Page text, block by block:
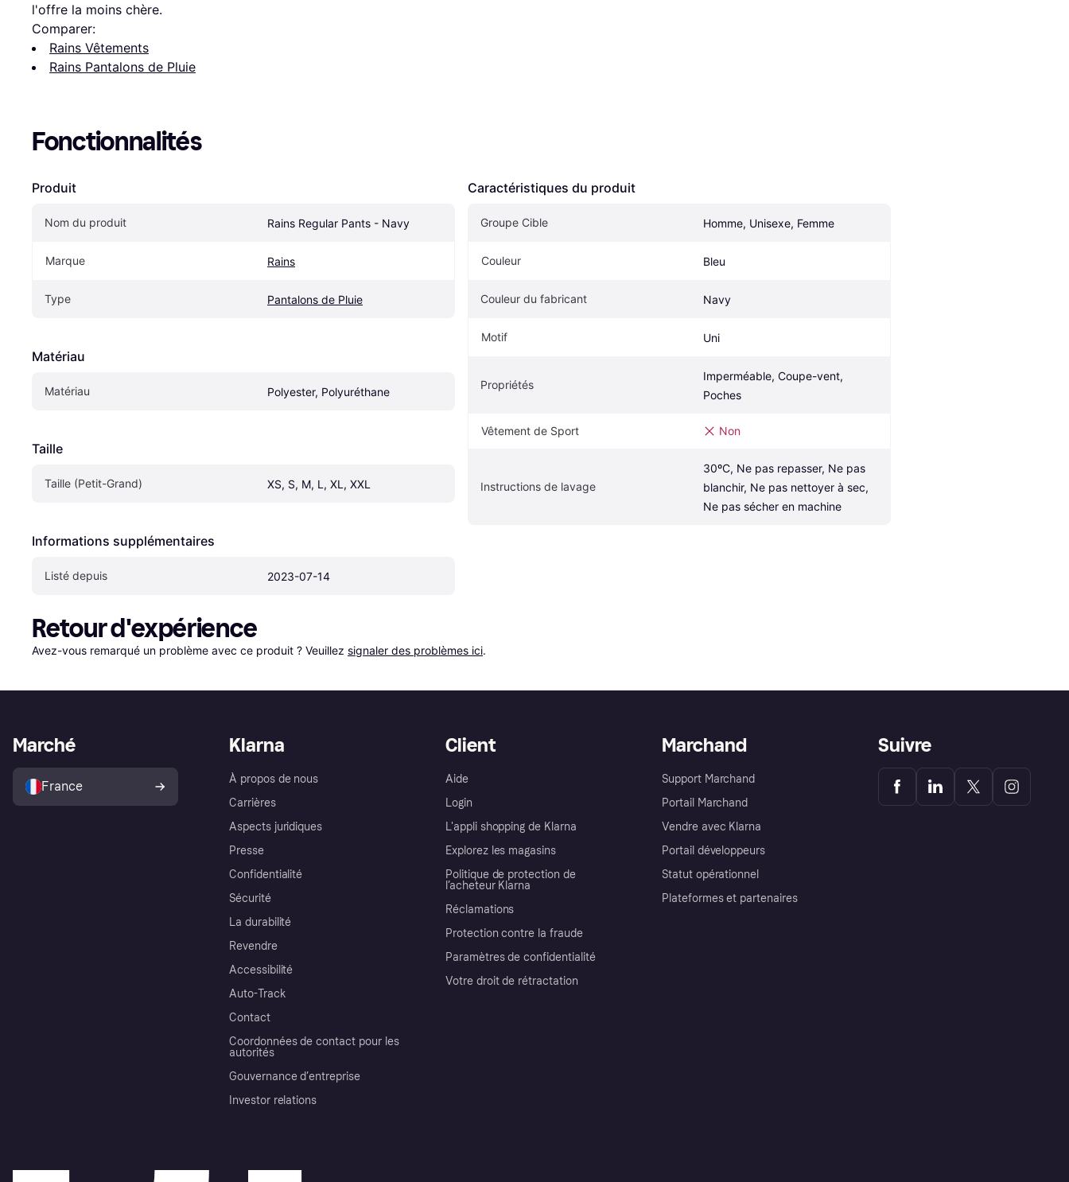
l'offre la moins chère.
Comparer:
Rains Vêtements
Rains Pantalons de Pluie
Fonctionnalités
Produit
Nom du produit Rains Regular Pants - Navy
Marque Rains
Type Pantalons de Pluie
Matériau
Matériau Polyester, Polyuréthane
Taille
Taille (Petit-Grand) XS, S, M, L, XL, XXL
Informations supplémentaires
Listé depuis 2023-07-14
Caractéristiques du produit
Groupe Cible Homme, Unisexe, Femme
Couleur Bleu
Couleur du fabricant Navy
Motif Uni
Propriétés
Imperméable, Coupe-vent,
Poches
Vêtement de Sport Non
Instructions de lavage
30ºC, Ne pas repasser, Ne pas
blanchir, Ne pas nettoyer à sec,
Ne pas sécher en machine
Retour d'expérience
Avez-vous remarqué un problème avec ce produit ? Veuillez signaler des problèmes ici.
Klarna
À propos de nous
Carrières
Aspects juridiques
Presse
Confidentialité
Sécurité
La durabilité
Revendre
Accessibilité
Auto-Track
Contact
Coordonnées de contact pour les
autorités
Gouvernance d’entreprise
Investor relations
Client
Aide
Login
L'appli shopping de Klarna
Explorez les magasins
Politique de protection de
l’acheteur Klarna
Réclamations
Protection contre la fraude
Paramètres de confidentialité
Votre droit de rétractation
Marchand
Support Marchand
Portail Marchand
Vendre avec Klarna
Portail développeurs
Statut opérationnel
Plateformes et partenaires
Marché
France
Suivre